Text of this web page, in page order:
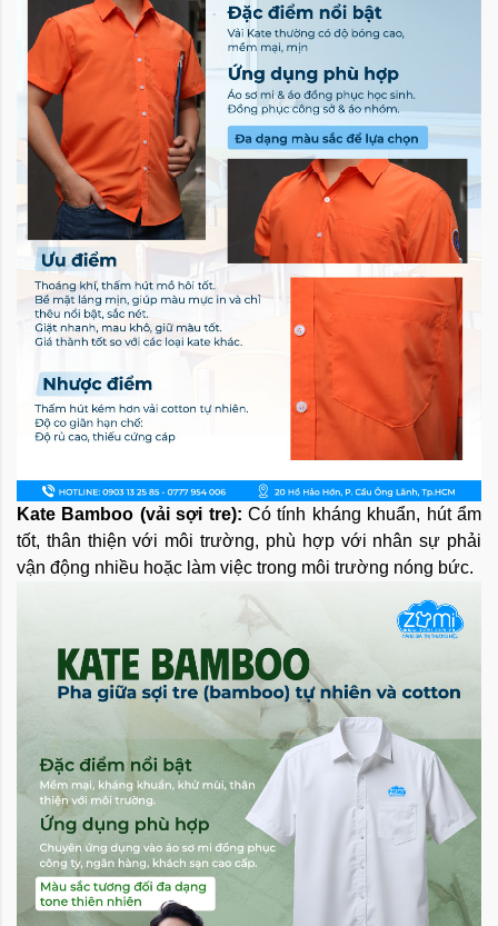
Kate Bamboo (vải sợi tre): Có tính kháng khuẩn, hút ẩm
tốt, thân thiện với môi trường, phù hợp với nhân sự phải
vận động nhiều hoặc làm việc trong môi trường nóng bức.